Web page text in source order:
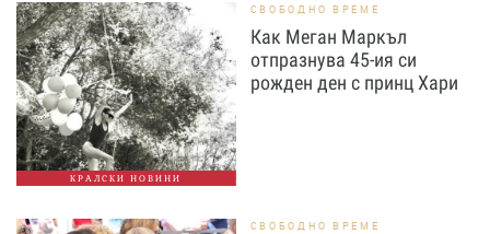
КРАЛСКИ НОВИНИ
СВОБОДНО ВРЕМЕ
Как Меган Маркъл
отпразнува 45-ия си
рожден ден с принц Хари
СВОБОДНО ВРЕМЕ